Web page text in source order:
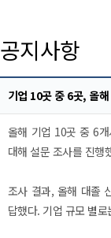
공지사항
기업 10곳 중 6곳, 올
올해 기업 10곳 중 6개
대해 설문 조사를 진행
조사 결과, 올해 대졸
답했다. 기업 규모 별